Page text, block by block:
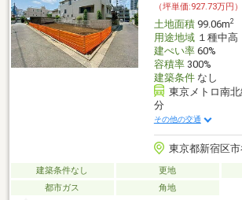
（坪単価:927.73万円）
土地面積99.06m2
用途地域１種中高
建ぺい率60%
容積率300%
建築条件なし
東京メトロ南
分
その他の交通
東京都新宿区
建築条件なし 更地
都市ガス
角地